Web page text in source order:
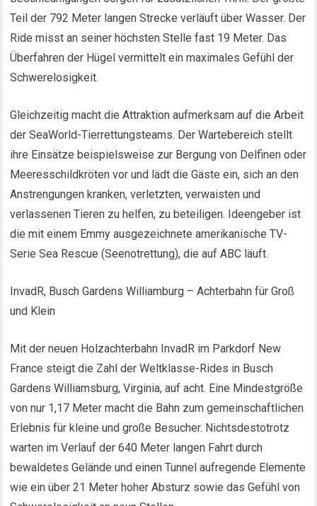
Teil der 792 Meter langen Strecke verläuft über Wasser. Der
Ride misst an seiner höchsten Stelle fast 19 Meter. Das
Überfahren der Hügel vermittelt ein maximales Gefühl der
Schwerelosigkeit.
Gleichzeitig macht die Attraktion aufmerksam auf die Arbeit
der SeaWorld-Tierrettungsteams. Der Wartebereich stellt
ihre Einsätze beispielsweise zur Bergung von Delfinen oder
Meeresschildkröten vor und lädt die Gäste ein, sich an den
Anstrengungen kranken, verletzten, verwaisten und
verlassenen Tieren zu helfen, zu beteiligen. Ideengeber ist
die mit einem Emmy ausgezeichnete amerikanische TV-
Serie Sea Rescue (Seenotrettung), die auf ABC läuft.
InvadR, Busch Gardens Williamburg – Achterbahn für Groß
und Klein
Mit der neuen Holzachterbahn InvadR im Parkdorf New
France steigt die Zahl der Weltklasse-Rides in Busch
Gardens Williamsburg, Virginia, auf acht. Eine Mindestgröße
von nur 1,17 Meter macht die Bahn zum gemeinschaftlichen
Erlebnis für kleine und große Besucher. Nichtsdestotrotz
warten im Verlauf der 640 Meter langen Fahrt durch
bewaldetes Gelände und einen Tunnel aufregende Elemente
wie ein über 21 Meter hoher Absturz sowie das Gefühl von